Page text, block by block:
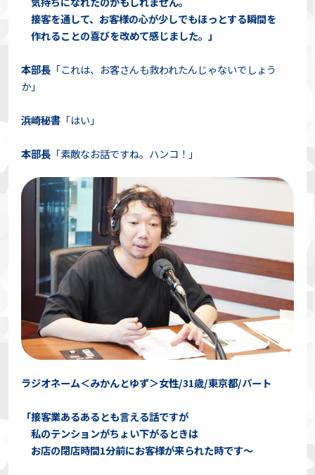
接客を通して、お客様の心が少しでもほっとする瞬間を
作れることの喜びを改めて感じました。」
本部長「これは、お客さんも救われたんじゃないでしょう
か」
浜崎秘書「はい」
本部長「素敵なお話ですね。ハンコ！」
ラジオネーム＜みかんとゆず＞女性/31歳/東京都/パート
「接客業あるあるとも言える話ですが
私のテンションがちょい下がるときは
お店の閉店時間1分前にお客様が来られた時です〜